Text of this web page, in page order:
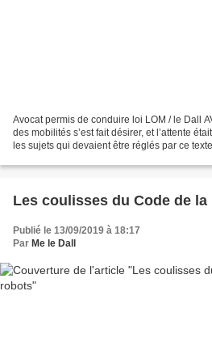
Avocat permis de conduire loi LOM / le Dall AVOCATS La loi
des mobilités s’est fait désirer, et l’attente
les sujets qui devaient être réglés par ce
Les coulisses du Code de
Publié le 13/09/2019 à 18:17
Par Me le Dall